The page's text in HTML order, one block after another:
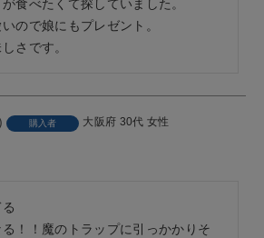
食べたくて探していました。
ので娘にもプレゼント。
購入者 大阪府 30代 女性
！！魔のトラップに引っかかりそ